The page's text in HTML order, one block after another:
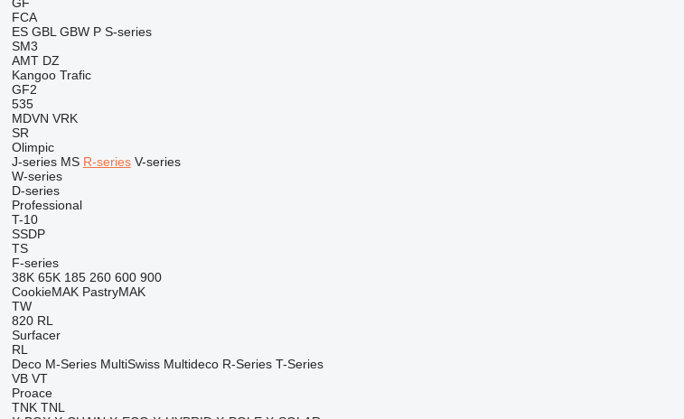
FCA
ES GBL GBW P S-series
SM3
AMT DZ
Kangoo Trafic
GF2
535
MDVN VRK
SR
Olimpic
J-series MS R-series V-series
W-series
D-series
Professional
T-10
SSDP
TS
F-series
38K 65K 185 260 600 900
CookieMAK PastryMAK
TW
820 RL
Surfacer
RL
Deco M-Series MultiSwiss Multideco R-Series T-Series
VB VT
Proace
TNK TNL